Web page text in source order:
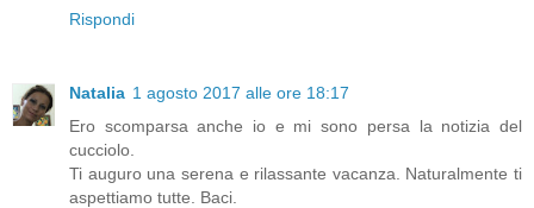
Rispondi
Natalia 1 agosto 2017 alle ore 18:17
Ero scomparsa anche io e mi sono persa la notizia del
cucciolo.
Ti auguro una serena e rilassante vacanza. Naturalmente ti
aspettiamo tutte. Baci.